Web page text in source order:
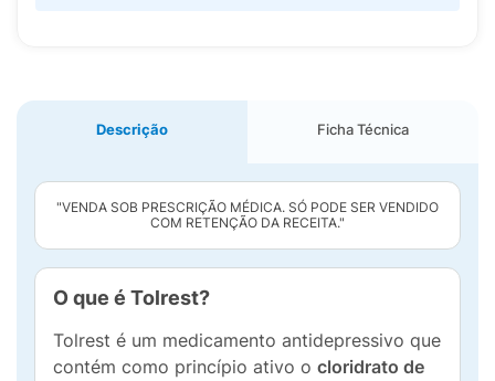
Descrição Ficha Técnica
"VENDA SOB PRESCRIÇÃO MÉDICA. SÓ PODE SER VENDIDO
COM RETENÇÃO DA RECEITA."
O que é Tolrest?
Tolrest é um medicamento antidepressivo que
contém como princípio ativo o cloridrato de